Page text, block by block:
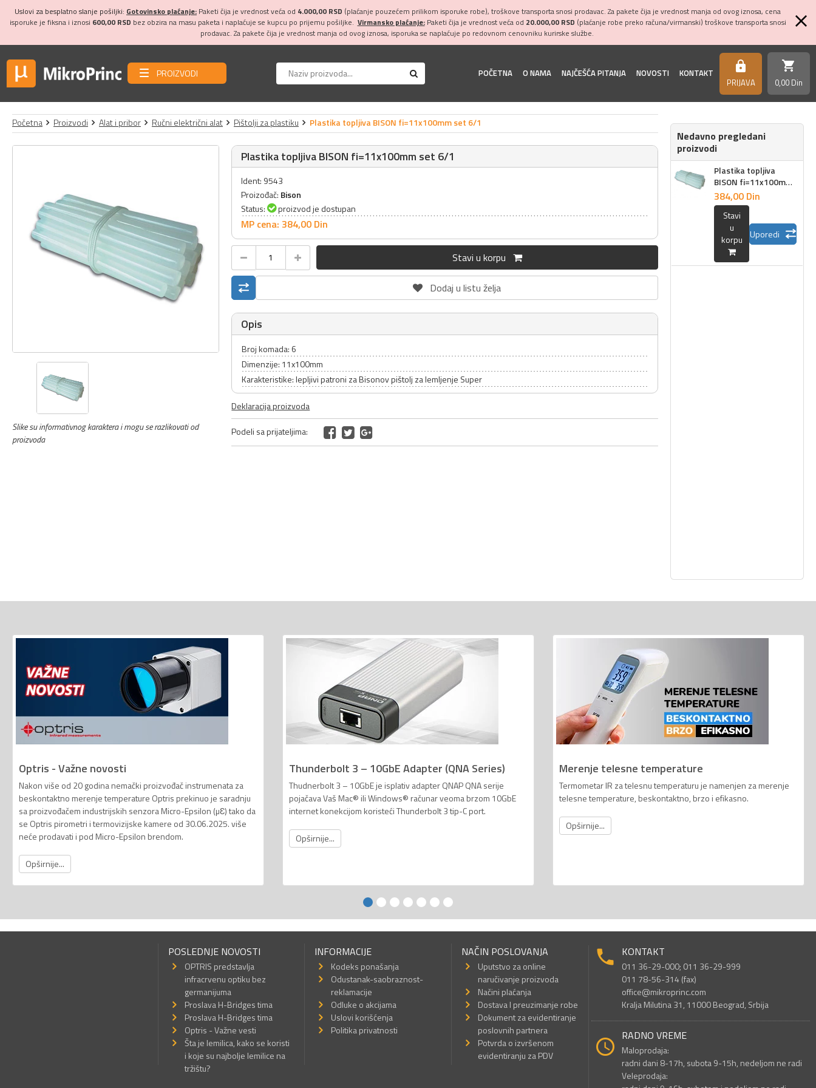
Uslovi za besplatno slanje pošiljki: Gotovinsko plaćanje: Paketi čija je vrednost veća od 4.000,00 RSD (plaćanje pouzećem prilikom isporuke robe), troškove transporta snosi prodavac. Za pakete čija je vrednost manja od ovog iznosa, cena
isporuke je fiksna i iznosi 600,00 RSD bez obzira na masu paketa i naplaćuje se kupcu po prijemu pošiljke. Virmansko plaćanje:Paketi čija je vrednost veća od 20.000,00 RSD (plaćanje robe preko računa/virmanski) troškove transporta snosi
prodavac. Za pakete čija je vrednost manja od ovog iznosa, isporuka se naplaćuje po redovnom cenovniku kurirske službe.
PROIZVODI POČETNA O NAMA NAJČEŠĆA PITANJA NOVOSTI KONTAKT https
PRIJAVA
shopping_cart
0,00 Din
Početna Proizvodi Alat i pribor Ručni električni alat Pištolji za plastiku Plastika topljiva BISON fi=11x100mm set 6/1
Slike su informativnog karaktera i mogu se razlikovati od
proizvoda
Plastika topljiva BISON fi=11x100mm set 6/1
Ident: 9543
Proizođač: Bison
Status:
proizvod je dostupan
MP cena: 384,00 Din
Stavi u korpu
Dodaj u listu želja
Opis
Broj komada: 6
Dimenzije: 11x100mm
Karakteristike: lepljivi patroni za Bisonov pištolj za lemljenje Super
Deklaracija proizvoda
Podeli sa prijateljima:
Nedavno pregledani
proizvodi
Plastika topljiva
BISON fi=11x100mm
set 6/1
384,00 Din
Stavi
u
korpu
Uporedi
Optris - Važne novosti
Nakon više od 20 godina nemački proizvođač instrumenata za
beskontaktno merenje temperature Optris prekinuo je saradnju
sa proizvođačem industrijskih senzora Micro-Epsilon (µƐ) tako da
se Optris pirometri i termovizijske kamere od 30.06.2025. više
neće prodavati i pod Micro-Epsilon brendom.
Opširnije...
Thunderbolt 3 – 10GbE Adapter (QNA Series)
Thudnerbolt 3 – 10GbE je isplativ adapter QNAP QNA serije
pojačava Vaš Mac® ili Windows® računar veoma brzom 10GbE
internet konekcijom koristeći Thunderbolt 3 tip-C port.
Opširnije...
Merenje telesne temperature
Termometar IR za telesnu temperaturu je namenjen za merenje
telesne temperature, beskontaktno, brzo i efikasno.
Opširnije...
POSLEDNJE NOVOSTI
OPTRIS predstavlja
infracrvenu optiku bez
germanijuma
Proslava H-Bridges tima
Proslava H-Bridges tima
Optris - Važne vesti
Šta je lemilica, kako se koristi
i koje su najbolje lemilice na
tržištu?
INFORMACIJE
Kodeks ponašanja
Odustanak-saobraznost-
reklamacije
Odluke o akcijama
Uslovi korišćenja
Politika privatnosti
NAČIN POSLOVANJA
Uputstvo za online
naručivanje proizvoda
Načini plaćanja
Dostava I preuzimanje robe
Dokument za evidentiranje
poslovnih partnera
Potvrda o izvršenom
evidentiranju za PDV
KONTAKT
011 36-29-000; 011 36-29-999
011 78-56-314 (fax)
office@mikroprinc.com
Kralja Milutina 31, 11000 Beograd, Srbija
RADNO VREME
Maloprodaja:
radni dani 8-17h, subota 9-15h, nedeljom ne radi
Veleprodaja: